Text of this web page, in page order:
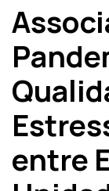
entre